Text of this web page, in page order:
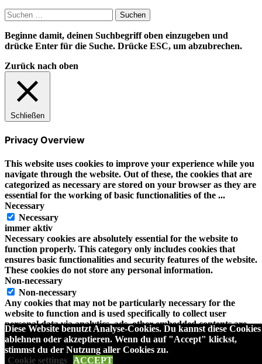
Suchen
nach:
Beginne damit, deinen Suchbegriff oben einzugeben und
drücke Enter für die Suche. Drücke ESC, um abzubrechen.
Zurück nach oben
Diese Website benutzt Analyse-Cookies. Du kannst diese Cookies
ablehnen oder akzeptieren. Wenn du auf "Accept" klickst,
stimmst du der Nutzung aller Cookies zu.
Cookie settings
ACCEPT
Schließen
Privacy Overview
This website uses cookies to improve your experience while you
navigate through the website. Out of these, the cookies that are
categorized as necessary are stored on your browser as they are
essential for the working of basic functionalities of the ...
Necessary
Necessary
immer aktiv
Necessary cookies are absolutely essential for the website to
function properly. This category only includes cookies that
ensures basic functionalities and security features of the website.
These cookies do not store any personal information.
Non-necessary
Non-necessary
Any cookies that may not be particularly necessary for the
website to function and is used specifically to collect user
personal data via analytics, ads, other embedded contents are
termed as non-necessary cookies. It is mandatory to procure
user consent prior to running these cookies on your website.
SPEICHERN & AKZEPTIEREN